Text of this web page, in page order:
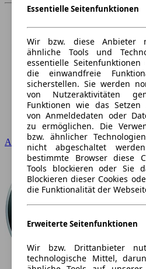
Audi
Essentielle Seitenfunktionen
Wir bzw. diese Anbieter
ähnliche Tools und
essentielle
die einwandfreie
sicherstellen. Sie werden
von Nutzeraktivitäten
Funktionen wie das
von Anmeldedaten oder
zu ermöglichen. Die
bzw. ähnlicher
nicht abgeschaltet
bestimmte Browser diese
Tools blockieren oder Sie
Blockieren dieser Cookies
die Funktionalität der
Erweiterte Seitenfunktionen
Wir bzw. Drittanbieter
technologische Mittel,